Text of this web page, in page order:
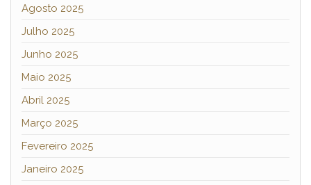
Agosto 2025
Julho 2025
Junho 2025
Maio 2025
Abril 2025
Março 2025
Fevereiro 2025
Janeiro 2025